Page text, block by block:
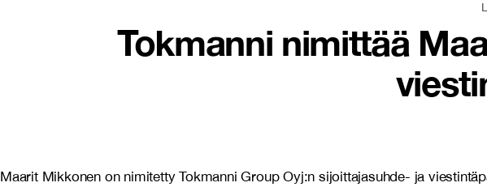
Tokmanni nimittää
Maarit Mikkonen on nimitetty Tokmanni Group Oyj:n sijoittajasuhde- ja